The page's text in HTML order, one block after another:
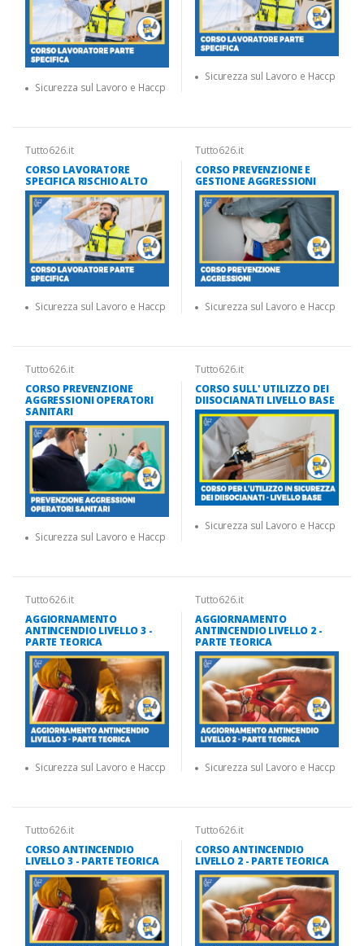
Sicurezza sul Lavoro e Haccp
Sicurezza sul Lavoro e Haccp
Tutto626.it
CORSO LAVORATORE
SPECIFICA RISCHIO ALTO
Sicurezza sul Lavoro e Haccp
Tutto626.it
CORSO PREVENZIONE E
GESTIONE AGGRESSIONI
Sicurezza sul Lavoro e Haccp
Tutto626.it
CORSO PREVENZIONE
AGGRESSIONI OPERATORI
SANITARI
Sicurezza sul Lavoro e Haccp
Tutto626.it
CORSO SULL' UTILIZZO DEI
DIISOCIANATI LIVELLO BASE
Sicurezza sul Lavoro e Haccp
Tutto626.it
AGGIORNAMENTO
ANTINCENDIO LIVELLO 3 -
PARTE TEORICA
Sicurezza sul Lavoro e Haccp
Tutto626.it
AGGIORNAMENTO
ANTINCENDIO LIVELLO 2 -
PARTE TEORICA
Sicurezza sul Lavoro e Haccp
Tutto626.it
CORSO ANTINCENDIO
LIVELLO 3 - PARTE TEORICA
Tutto626.it
CORSO ANTINCENDIO
LIVELLO 2 - PARTE TEORICA